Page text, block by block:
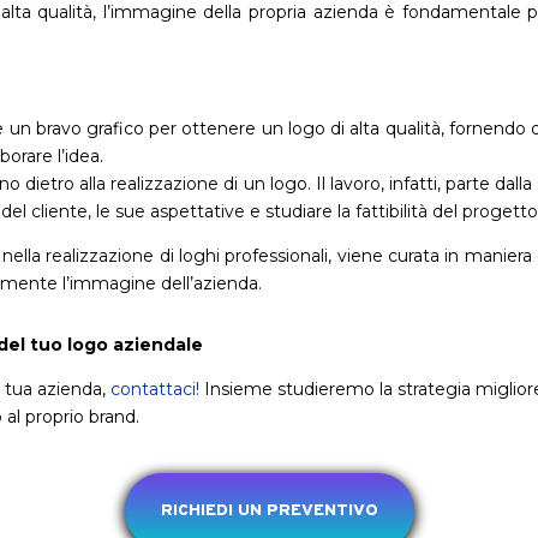
qualità, l’immagine della propria azienda è fondamentale
bravo grafico per ottenere un logo di alta qualità, fornendo
l’idea.
dietro alla realizzazione di un logo. Il lavoro, infatti, parte
cliente, le sue aspettative e studiare la fattibilità del
realizzazione di loghi professionali, viene curata in
l’immagine dell’azienda.
tuo logo aziendale
azienda, contattaci! Insieme studieremo la strategia
proprio brand.
RICHIEDI UN PREVENTIVO